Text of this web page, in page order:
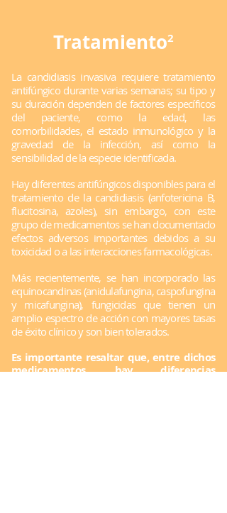
Tratamiento2
La candidiasis invasiva requiere tratamiento
antifúngico durante varias semanas; su tipo y
su duración dependen de factores específicos
del paciente, como la edad, las
comorbilidades, el estado inmunológico y la
gravedad de la infección, así como la
sensibilidad de la especie identificada.
Hay diferentes antifúngicos disponibles para el
tratamiento de la candidiasis (anfotericina B,
flucitosina, azoles), sin embargo, con este
grupo de medicamentos se han documentado
efectos adversos importantes debidos a su
toxicidad o a las interacciones farmacológicas.
Más recientemente, se han incorporado las
equinocandinas (anidulafungina, caspofungina
y micafungina), fungicidas que tienen un
amplio espectro de acción con mayores tasas
de éxito clínico y son bien tolerados.
Es importante resaltar que, entre dichos
medicamentos, hay diferencias